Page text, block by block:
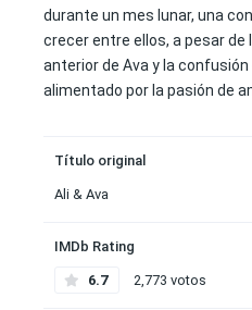
durante un mes lunar, una
crecer entre ellos, a pesar de
anterior de Ava y la
alimentado por la pasión de
Título original
Ali & Ava
IMDb Rating
6.7 2,773 votos